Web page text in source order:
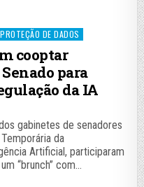
PROTEÇÃO DE DADOS
cooptar
para
da IA
gabinetes de senadores
da
Artificial, participaram
“brunch” com…